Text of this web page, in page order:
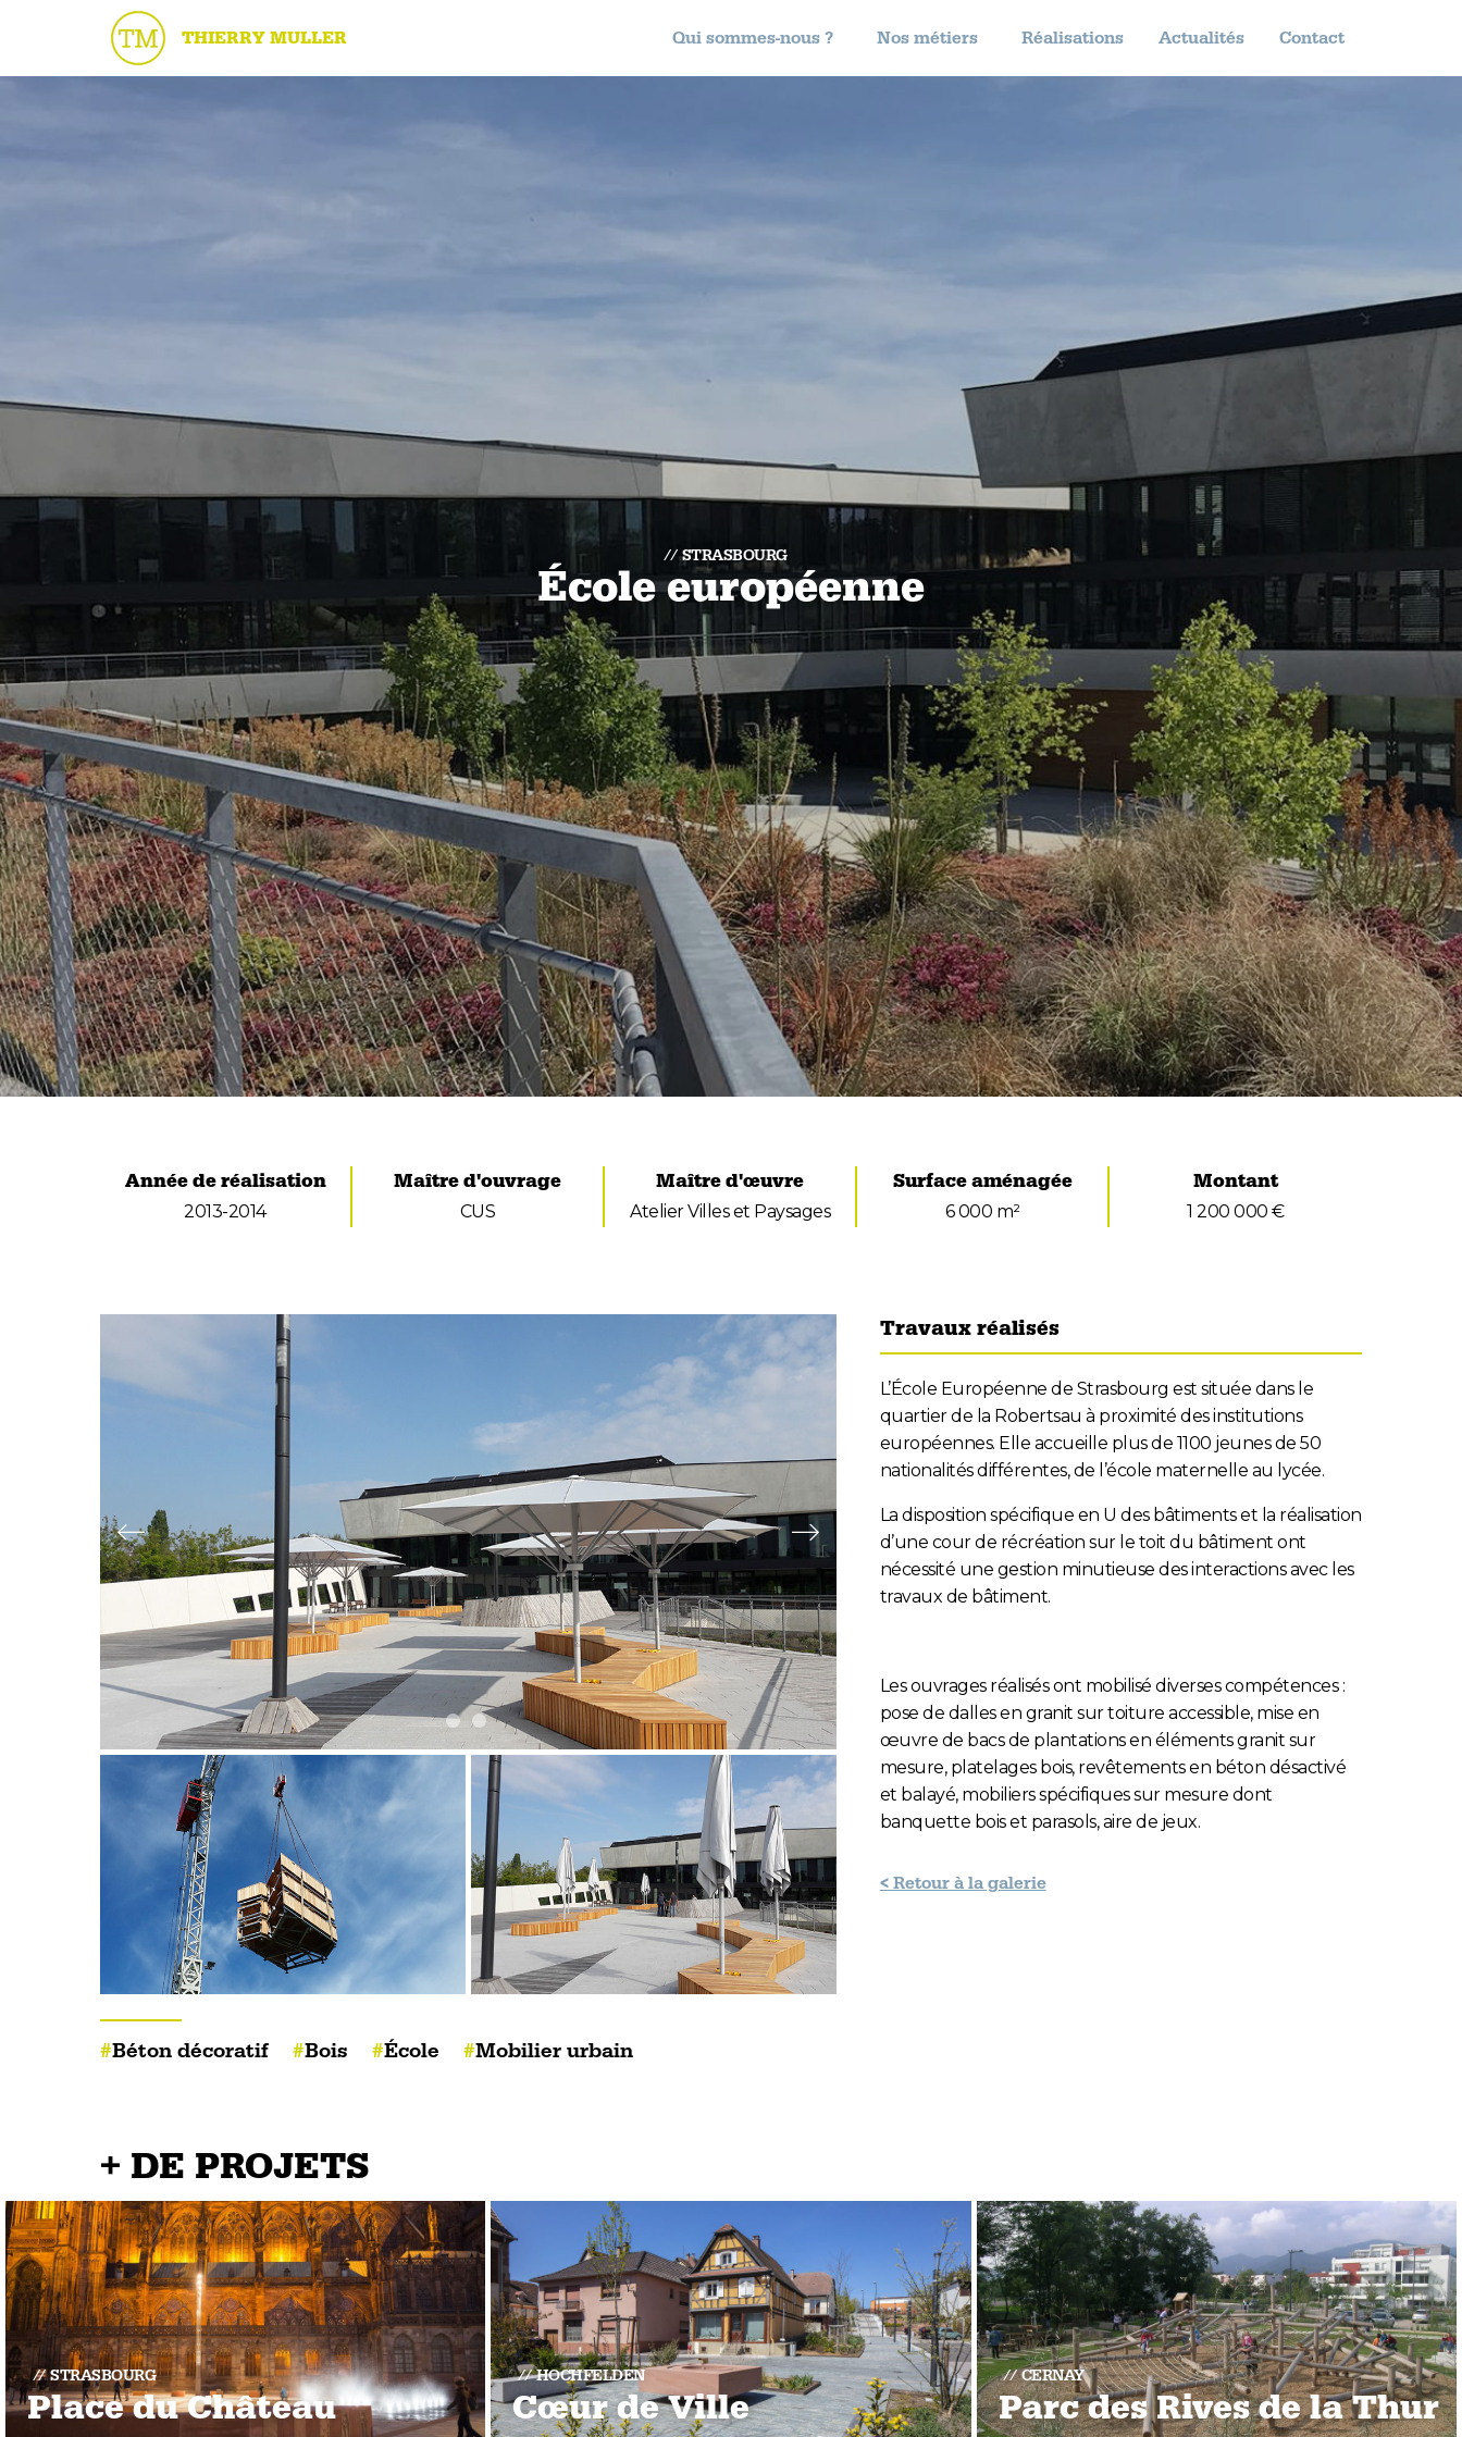
THIERRY MULLER Qui sommes-nous ? Nos métiers Réalisations Actualités Contact
STRASBOURG
École européenne
Année de réalisation
2013-2014
Maître d'ouvrage
CUS
Maître d'œuvre
Atelier Villes et Paysages
Surface aménagée
6 000 m²
Montant
1 200 000 €
Slide précédente Slide suivante
Slide 1Slide 2
Béton décoratif Bois École Mobilier urbain
Travaux réalisés
L’École Européenne de Strasbourg est située dans le
quartier de la Robertsau à proximité des institutions
européennes. Elle accueille plus de 1100 jeunes de 50
nationalités différentes, de l’école maternelle au lycée.
La disposition spécifique en U des bâtiments et la réalisation
d’une cour de récréation sur le toit du bâtiment ont
nécessité une gestion minutieuse des interactions avec les
travaux de bâtiment.
Les ouvrages réalisés ont mobilisé diverses compétences :
pose de dalles en granit sur toiture accessible, mise en
œuvre de bacs de plantations en éléments granit sur
mesure, platelages bois, revêtements en béton désactivé
et balayé, mobiliers spécifiques sur mesure dont
banquette bois et parasols, aire de jeux.
< Retour à la galerie
+ DE PROJETS
STRASBOURG
Place du Château
HOCHFELDEN
Cœur de Ville
CERNAY
Parc des Rives de la Thur